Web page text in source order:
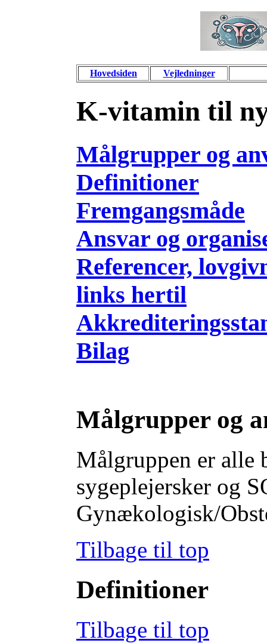
Hovedsiden Vejledninger
K-vitamin til
Målgrupper og
Definitioner
Fremgangsmåde
Ansvar og
Referencer,
links hertil
Bilag
Målgrupper og
Målgruppen er alle
sygeplejersker og
Gynækologisk/
Tilbage til top
Definitioner
Tilbage til top